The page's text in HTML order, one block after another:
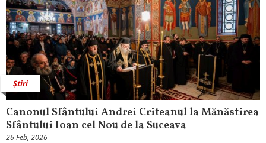
Știri
Canonul Sfântului Andrei Criteanul la Mănăstirea
Sfântului Ioan cel Nou de la Suceava
26 Feb, 2026